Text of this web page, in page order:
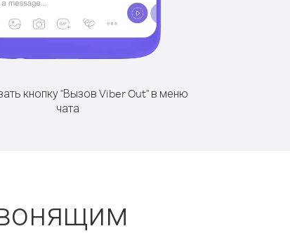
кнопку "Вызов Viber Out" в меню
чата